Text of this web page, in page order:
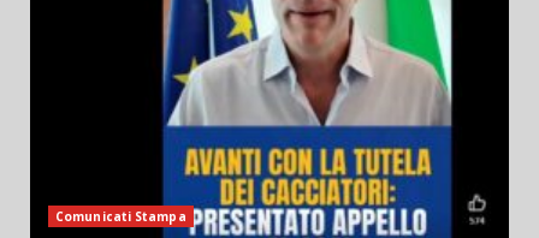
Comunicati Stampa